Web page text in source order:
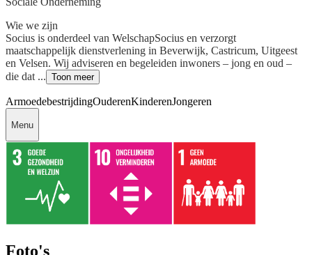
Wie we zijn
Socius is onderdeel van WelschapSocius en verzorgt
maatschappelijk dienstverlening in Beverwijk, Castricum, Uitgeest
en Velsen. Wij adviseren en begeleiden inwoners – jong en oud –
die dat ... Toon meer
ArmoedebestrijdingOuderenKinderenJongeren
Menu
Foto's